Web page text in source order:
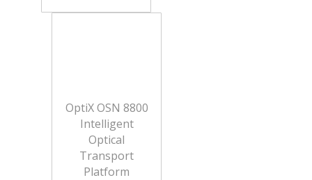
OptiX OSN 8800
Intelligent
Optical
Transport
Platform